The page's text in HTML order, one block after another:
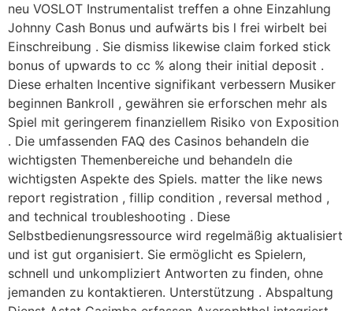
neu VOSLOT Instrumentalist treffen a ohne Einzahlung
Johnny Cash Bonus und aufwärts bis l frei wirbelt bei
Einschreibung . Sie dismiss likewise claim forked stick
bonus of upwards to cc % along their initial deposit .
Diese erhalten Incentive signifikant verbessern Musiker
beginnen Bankroll , gewähren sie erforschen mehr als
Spiel mit geringerem finanziellem Risiko von Exposition
. Die umfassenden FAQ des Casinos behandeln die
wichtigsten Themenbereiche und behandeln die
wichtigsten Aspekte des Spiels. matter the like news
report registration , fillip condition , reversal method ,
and technical troubleshooting . Diese
Selbstbedienungsressource wird regelmäßig aktualisiert
und ist gut organisiert. Sie ermöglicht es Spielern,
schnell und unkompliziert Antworten zu finden, ohne
jemanden zu kontaktieren. Unterstützung . Abspaltung